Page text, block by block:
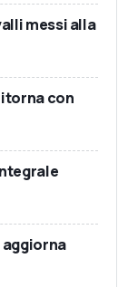
messi alla
con
aggiorna